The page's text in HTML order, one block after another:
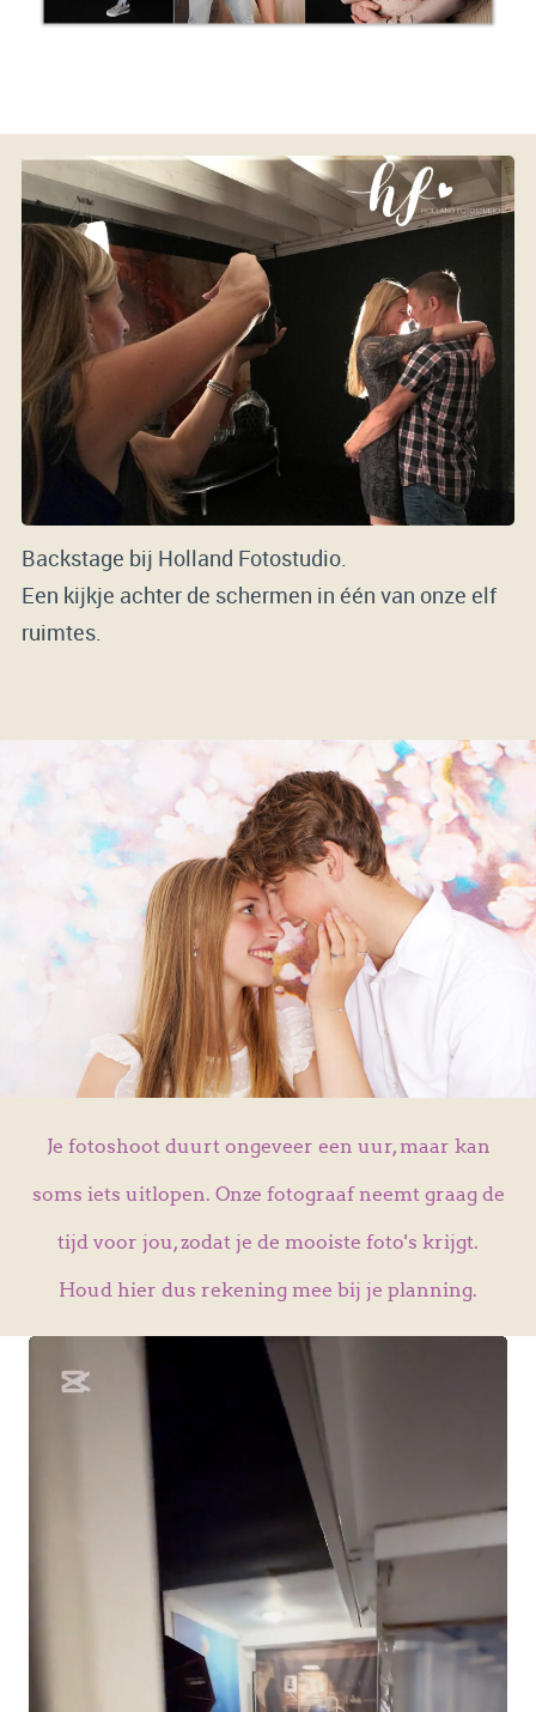
Backstage bij Holland Fotostudio.
Een kijkje achter de schermen in één van onze elf
ruimtes.
Je fotoshoot duurt ongeveer een uur, maar kan
soms iets uitlopen. Onze fotograaf neemt graag de
tijd voor jou, zodat je de mooiste foto's krijgt.
Houd hier dus rekening mee bij je planning.